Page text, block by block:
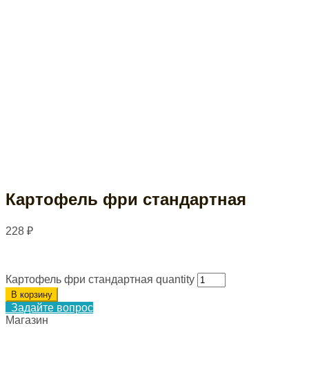
Картофель фри стандартная
228 ₽
Картофель фри стандартная quantity
В корзину
Задайте вопрос
Магазин